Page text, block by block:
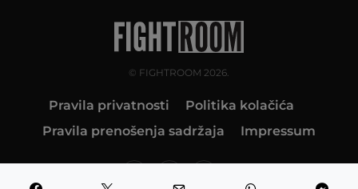
© FIGHTROOM 2026.
Pravila privatnosti
Politika kolačića
Pravila prenošenja sadržaja
Impressum